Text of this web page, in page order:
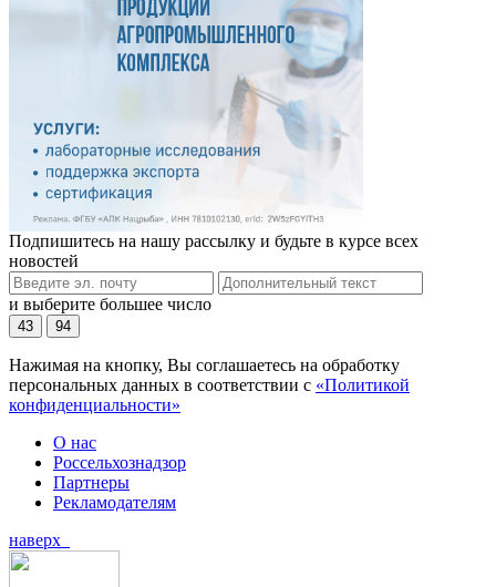
Подпишитесь на нашу рассылку и будьте в курсе всех
новостей
и выберите большее число
43 94
Нажимая на кнопку, Вы соглашаетесь на обработку
персональных данных в соответствии с «Политикой
конфиденциальности»
О нас
Россельхознадзор
Партнеры
Рекламодателям
наверх